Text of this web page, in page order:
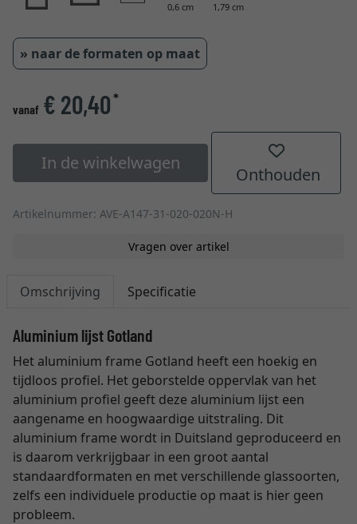
0,6 cm 1,79 cm
» naar de formaten op maat
vanaf € 20,40*
In de winkelwagen
Onthouden
Artikelnummer: AVE-A147-31-020-020N-H
Vragen over artikel
Omschrijving Specificatie
Aluminium lijst Gotland
Het aluminium frame Gotland heeft een hoekig en
tijdloos profiel. Het geborstelde oppervlak van het
aluminium profiel geeft deze aluminium lijst een
aangename en hoogwaardige uitstraling. Dit
aluminium frame wordt in Duitsland geproduceerd en
is daarom verkrijgbaar in een groot aantal
standaardformaten en met verschillende glassoorten,
zelfs een individuele productie op maat is hier geen
probleem.